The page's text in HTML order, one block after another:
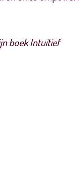
boek Intuïtief